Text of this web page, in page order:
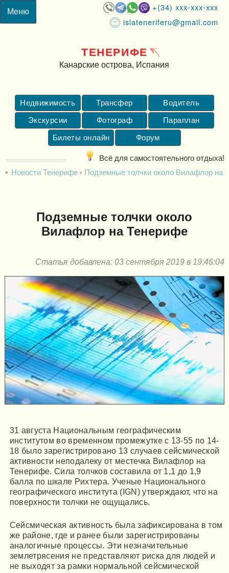
+(34) xxx-xxx-xxx
islateneriferu@gmail.com
ТЕНЕРИФЕ
Канарские острова, Испания
Недвижимость Трансфер Водитель
Экскурсии Фотограф Параплан
Билеты онлайн Форум
Всё для самостоятельного отдыха!
Новости Тенерифе
Подземные толчки около Вилафлор на
Подземные толчки около
Вилафлор на Тенерифе
Статья добавлена: 03 сентября 2019 в 19:46:04
31 августа Национальным географическим
институтом во временном промежутке с 13-55 по 14-
18 было зарегистрировано 13 случаев сейсмической
активности неподалеку от местечка Вилафлор на
Тенерифе. Сила толчков составила от 1,1 до 1,9
балла по шкале Рихтера. Ученые Национального
географического института (IGN) утверждают, что на
поверхности толчки не ощущались.
Сейсмическая активность была зафиксирована в том
же районе, где и ранее были зарегистрированы
аналогичные процессы. Эти незначительные
землетрясения не представляют риска для людей и
не выходят за рамки нормальной сейсмической